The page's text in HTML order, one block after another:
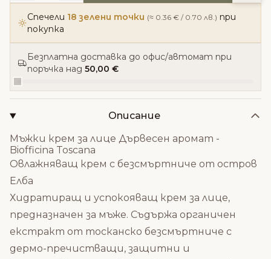
Спечели 18 зелени точки (≈ 0.36 € / 0.70 лв.) при
покупка
Безплатна доставка до офис/автомат при
поръчка над 50,00 €
Описание
Мъжки крем за лице Дървесен аромат -
Biofficina Toscana
Овлажняващ крем с безсмъртниче от остров
Елба
Хидратиращ и успокояващ крем за лице,
предназначен за мъже. Съдържа органичен
екстракт от тосканско безсмъртниче с
дермо-пречистващи, защитни и